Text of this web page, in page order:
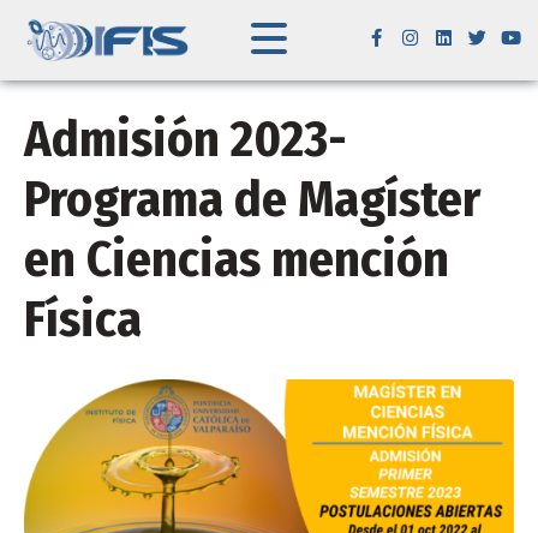
Admisión 2023-
Programa de Magíster
en Ciencias mención
Física